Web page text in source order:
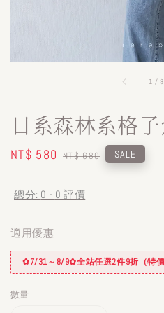
1 /8
日系森林系格
Sale
NT$ 580 Regular
NT$ 680 SALE
總分: 0 - 0 評價
適用優惠
✿7/31～8/9✿全站任選2件9折（特價
數量